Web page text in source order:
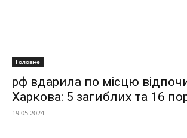
Головне
рф вдарила по місцю
Харкова: 5 загиблих та 16
19.05.2024